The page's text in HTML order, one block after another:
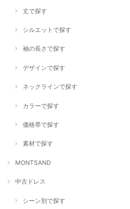
丈で探す
シルエットで探す
袖の長さで探す
デザインで探す
ネックラインで探す
カラーで探す
価格帯で探す
素材で探す
MONTSAND
中古ドレス
シーン別で探す